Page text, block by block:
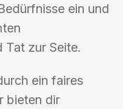
ein und
Tat zur Seite.
ein faires
bieten dir